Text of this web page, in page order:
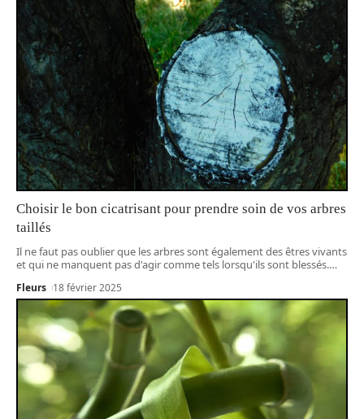
Choisir le bon cicatrisant pour prendre soin de vos arbres
taillés
Il ne faut pas oublier que les arbres sont également des êtres vivants
et qui ne manquent pas d'agir comme tels lorsqu'ils sont blessés.…
Fleurs 18 février 2025